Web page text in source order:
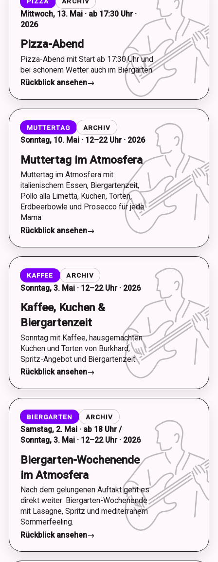
Mittwoch, 13. Mai · ab 17:30 Uhr ·
2026
Pizza-Abend
Pizza-Abend mit Start ab 17:30 Uhr und
bei schönem Wetter auch im Biergarten.
Rückblick ansehen→
MUTTERTAG ARCHIV
Sonntag, 10. Mai · 12–22 Uhr · 2026
Muttertag im Atmosfera
Muttertag im Atmosfera mit
italienischem Essen, Biergartenzeit,
Pollo alla Limetta, Kuchen, Torten,
Erdbeerbowle und Prosecco für jede
Mama.
Rückblick ansehen→
KAFFEE ARCHIV
Sonntag, 3. Mai · 12–22 Uhr · 2026
Kaffee, Kuchen &
Biergartenzeit
Sonntag mit Kaffee, hausgemachten
Kuchen und Torten von Burkhard,
Spritz-Angebot und Biergartenzeit.
Rückblick ansehen→
BIERGARTEN ARCHIV
Samstag, 2. Mai · ab 18 Uhr /
Sonntag, 3. Mai · 12–22 Uhr · 2026
Biergarten-Wochenende
im Atmosfera
Nach dem gelungenen Auftakt geht es
direkt weiter: Biergarten-Wochenende
mit Lasagne, Spritz und mediterranem
Sommerfeeling.
Rückblick ansehen→